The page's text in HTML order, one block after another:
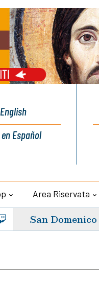
Español
Area Riservata
San Domenico